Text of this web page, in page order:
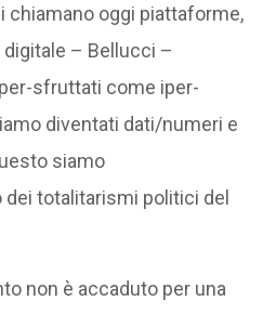
chiamano oggi piattaforme,
– Bellucci –
sfruttati come iper-
diventati dati/numeri e
siamo
totalitarismi politici del
non è accaduto per una